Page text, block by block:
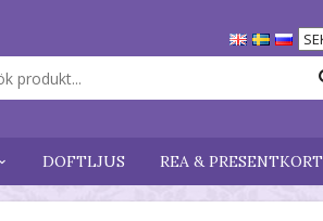
DOFTLJUS REA & PRESENTKORT